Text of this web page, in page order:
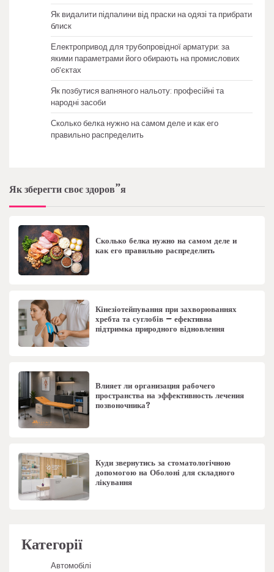
Як видалити підпалини від праски на одязі та прибрати
блиск
Електропривод для трубопровідної арматури: за
якими параметрами його обирають на промислових
об’єктах
Як позбутися вапняного нальоту: професійні та
народні засоби
Сколько белка нужно на самом деле и как его
правильно распределить
Як зберегти своє здоров”я
Сколько белка нужно на самом деле и
как его правильно распределить
Кінезіотейпування при захворюваннях
хребта та суглобів – ефективна
підтримка природного відновлення
Влияет ли организация рабочего
пространства на эффективность лечения
позвоночника?
Куди звернутись за стоматологічною
допомогою на Оболоні для складного
лікування
Категорії
Автомобілі